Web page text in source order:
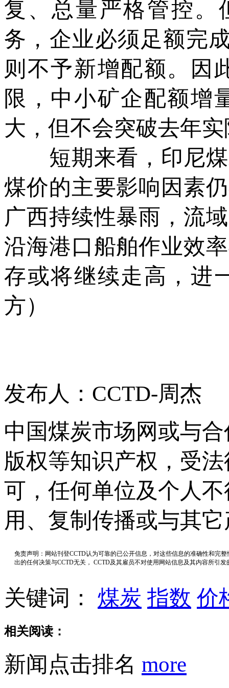
复、总量严格管控。
务，企业必须足额完
则不予新增配额。因
限，中小矿企配额增
大，但不会突破去年
短期来看，印尼煤
煤价的主要影响因素
广西持续性暴雨，流
沿海港口船舶作业效
存或将继续走高，进
方）
发布人：CCTD-周杰
中国煤炭市场网或与
版权等知识产权，受
可，任何单位及个人
用、复制传播或与其
免责声明：网站刊登CCTD认为可靠的已公开信息，对这些信息的准确性和完
出的任何决策与CCTD无关， CCTD及其雇员不对使用网站信息及其内容所引
关键词： 煤炭 指数 价
相关阅读：
新闻点击排名 more